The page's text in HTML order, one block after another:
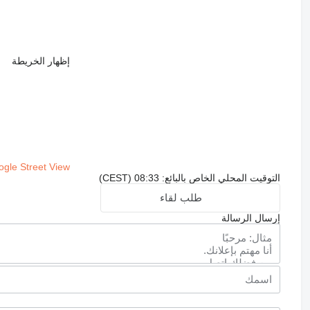
إظهار الخريطة
Street View
التوقيت المحلي الخاص بالبائع: 08:33 (CEST)
طلب لقاء
إرسال الرسالة